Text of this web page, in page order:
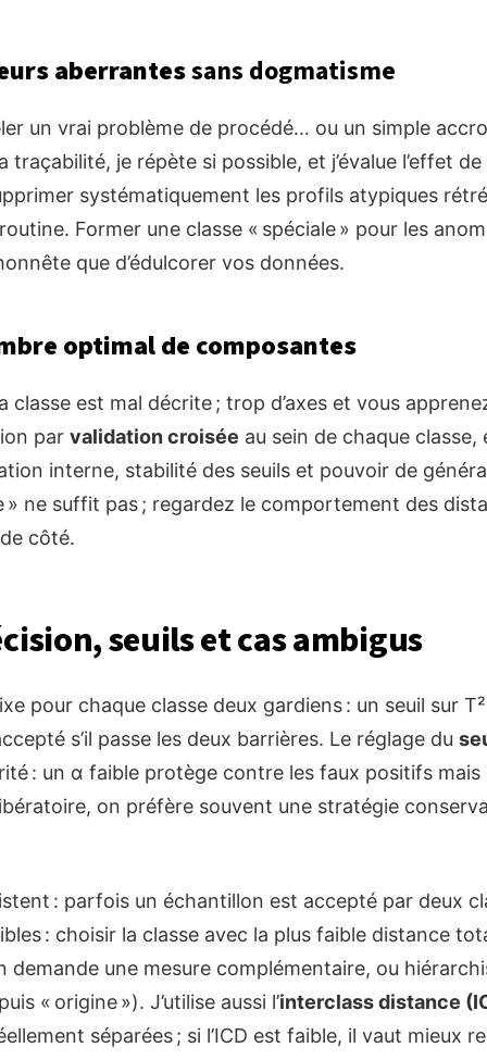
aberrantessans dogmatisme
un vrai problème de procédé… ou un simple
traçabilité, je répète si possible, et j’évalue l’effet de
systématiquement les profils atypiques
Former une classe « spéciale » pour les
que d’édulcorer vos données.
optimal de composantes
classe est mal décrite ; trop d’axes et vous
par validation croisée au sein de chaque classe,
interne, stabilité des seuils et pouvoir de
» ne suffit pas ; regardez le comportement des
côté.
seuils et cas ambigus
pour chaque classe deux gardiens : un seuil sur
s’il passe les deux barrières. Le réglage du
: un α faible protège contre les faux positifs mais
on préfère souvent une stratégie
: parfois un échantillon est accepté par deux
: choisir la classe avec la plus faible distance
demande une mesure complémentaire, ou
« origine »). J’utilise aussi l’interclass distance
séparées ; si l’ICD est faible, il vaut mieux